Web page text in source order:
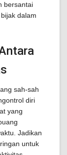
bersantai
dalam
sah-sah
diri
yang
Jadikan
untuk